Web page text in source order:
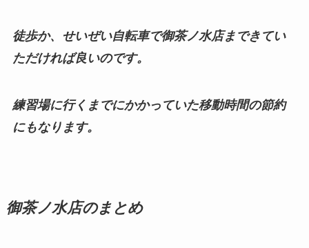
徒歩か、せいぜい自転車で御茶ノ水店まできてい
ただければ良いのです。
練習場に行くまでにかかっていた移動時間の節約
にもなります。
御茶ノ水店のまとめ